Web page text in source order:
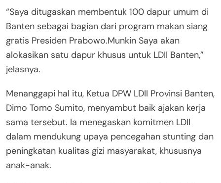
“Saya ditugaskan membentuk 100 dapur umum di
Banten sebagai bagian dari program makan siang
gratis Presiden Prabowo.Munkin Saya akan
alokasikan satu dapur khusus untuk LDII Banten,”
jelasnya.
Menanggapi hal itu, Ketua DPW LDII Provinsi Banten,
Dimo Tomo Sumito, menyambut baik ajakan kerja
sama tersebut. Ia menegaskan komitmen LDII
dalam mendukung upaya pencegahan stunting dan
peningkatan kualitas gizi masyarakat, khususnya
anak-anak.